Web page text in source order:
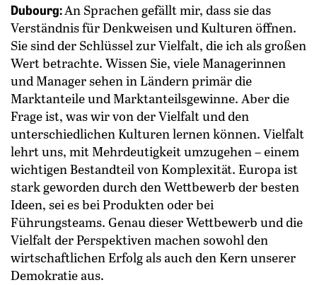
Dubourg:An Sprachen gefällt mir, dass sie das
Verständnis für Denkweisen und Kulturen öffnen.
Sie sind der Schlüssel zur Vielfalt, die ich als großen
Wert betrachte. Wissen Sie, viele Managerinnen
und Manager sehen in Ländern primär die
Marktanteile und Marktanteilsgewinne. Aber die
Frage ist, was wir von der Vielfalt und den
unterschiedlichen Kulturen lernen können. Vielfalt
lehrt uns, mit Mehrdeutigkeit umzugehen – einem
wichtigen Bestandteil von Komplexität. Europa ist
stark geworden durch den Wettbewerb der besten
Ideen, sei es bei Produkten oder bei
Führungsteams. Genau dieser Wettbewerb und die
Vielfalt der Perspektiven machen sowohl den
wirtschaftlichen Erfolg als auch den Kern unserer
Demokratie aus.